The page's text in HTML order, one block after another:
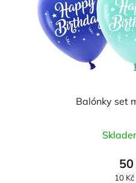
Balónky set
50
10